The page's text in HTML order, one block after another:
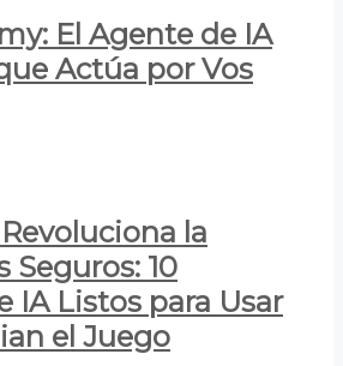
El Agente de IA
Actúa por Vos
la
Seguros: 10
IA Listos para Usar
el Juego